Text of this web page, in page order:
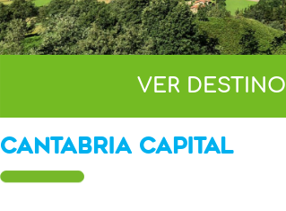
VER DESTINO
CANTABRIA CAPITAL